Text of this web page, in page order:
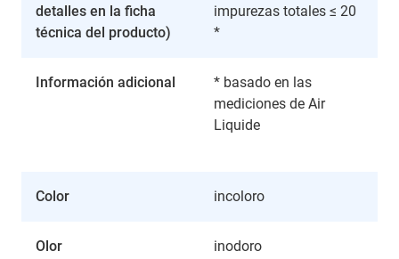
detalles en la ficha
técnica del producto)
impurezas totales ≤ 20
*
Información adicional
* basado en las
mediciones de Air
Liquide
Color incoloro
Olor inodoro